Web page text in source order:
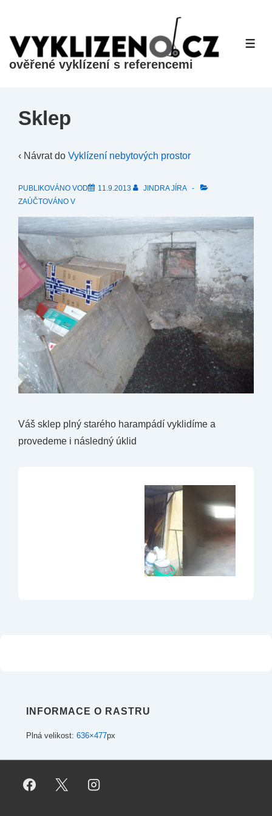
na
hlavní
ověřené vyklízení s referencemi
Sklep
‹ Návrat do Vyklízení nebytových prostor
PUBLIKOVÁNO VOD 11.9.2013
JINDRA JÍRA
ZAÚČTOVÁNO V
Váš sklep plný starého harampádí vyklidíme a
provedeme i následný úklid
INFORMACE O RASTRU
Plná velikost: 636×477px